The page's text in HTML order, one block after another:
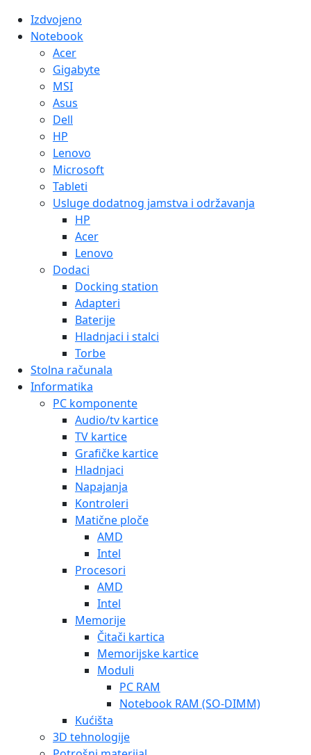
Izdvojeno
Notebook
Acer
Gigabyte
MSI
Asus
Dell
HP
Lenovo
Microsoft
Tableti
Usluge dodatnog jamstva i održavanja
HP
Acer
Lenovo
Dodaci
Docking station
Adapteri
Baterije
Hladnjaci i stalci
Torbe
Stolna računala
Informatika
PC komponente
Audio/tv kartice
TV kartice
Grafičke kartice
Hladnjaci
Napajanja
Kontroleri
Matične ploče
AMD
Intel
Procesori
AMD
Intel
Memorije
Čitači kartica
Memorijske kartice
Moduli
PC RAM
Notebook RAM (SO-DIMM)
Kućišta
3D tehnologije